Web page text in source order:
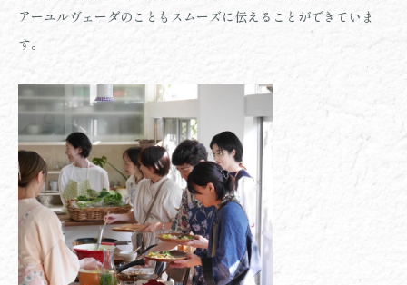
アーユルヴェーダのこともスムーズに伝えることができていま
す。